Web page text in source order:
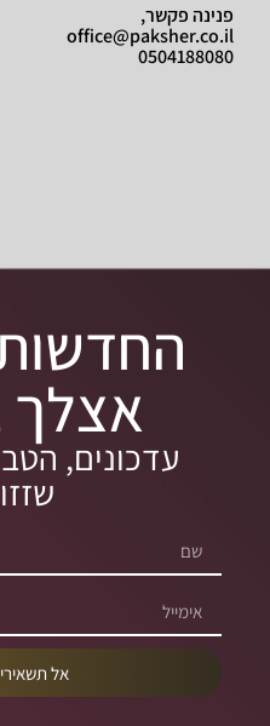
פנינה פקשר,
office@paksher.co.il
0504188080
אצלך
עדכונים,
אל תשאירי